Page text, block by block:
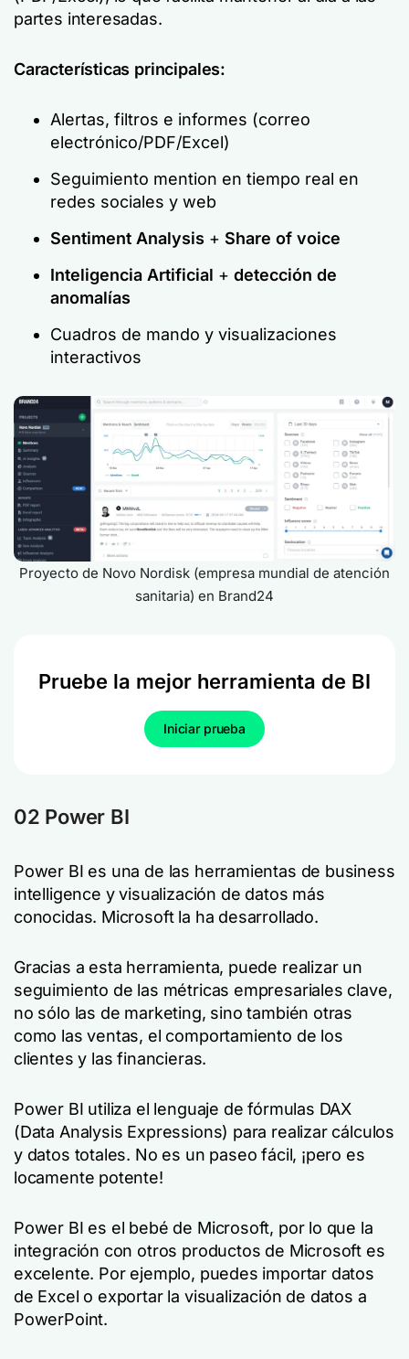
partes interesadas.
Características principales:
Alertas, filtros e informes (correo
electrónico/PDF/Excel)
Seguimiento mention en tiempo real en
redes sociales y web
Sentiment Analysis + Share of voice
Inteligencia Artificial + detección de
anomalías
Cuadros de mando y visualizaciones
interactivos
Proyecto de Novo Nordisk (empresa mundial de atención
sanitaria) en Brand24
Pruebe la mejor herramienta de BI
Iniciar prueba
02 Power BI
Power BI es una de las herramientas de business
intelligence y visualización de datos más
conocidas. Microsoft la ha desarrollado.
Gracias a esta herramienta, puede realizar un
seguimiento de las métricas empresariales clave,
no sólo las de marketing, sino también otras
como las ventas, el comportamiento de los
clientes y las financieras.
Power BI utiliza el lenguaje de fórmulas DAX
(Data Analysis Expressions) para realizar cálculos
y datos totales. No es un paseo fácil, ¡pero es
locamente potente!
Power BI es el bebé de Microsoft, por lo que la
integración con otros productos de Microsoft es
excelente. Por ejemplo, puedes importar datos
de Excel o exportar la visualización de datos a
PowerPoint.